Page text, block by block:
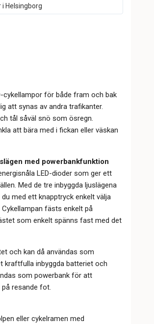
Helsingborg
för både fram och bak
att synas av andra trafikanter.
tål såväl snö som ösregn.
att bära med i fickan eller väskan
med powerbankfunktion
LED-dioder som ger ett
Med de tre inbyggda ljuslägena
med ett knapptryck enkelt välja
fästs enkelt på
som enkelt spänns fast med det
och kan då användas som
kraftfulla inbyggda batteriet och
som powerbank för att
på resande fot.
eller cykelramen med